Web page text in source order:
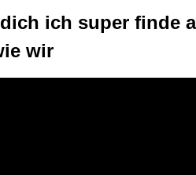
ich super finde
wir